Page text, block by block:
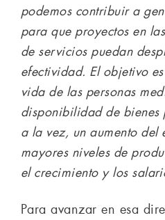
podemos contribuir a
para que proyectos en
de servicios puedan
efectividad. El objetivo
vida de las personas
disponibilidad de bienes
a la vez, un aumento
mayores niveles de
el crecimiento y los
Para avanzar en esa